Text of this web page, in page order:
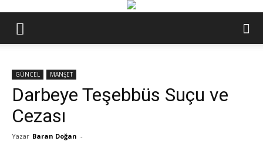
GÜNCEL MANŞET
Darbeye Teşebbüs Suçu ve
Cezası
Yazar Baran Doğan -